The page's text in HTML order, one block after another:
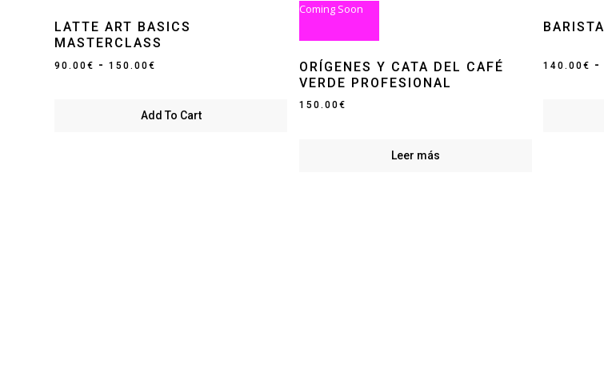
LATTE ART BASICS
MASTERCLASS
90.00€ - 150.00€
desde
Add To Cart
Coming Soon
ORÍGENES Y CATA DEL CAFÉ
VERDE PROFESIONAL
150.00€
Leer más
140.00€ -